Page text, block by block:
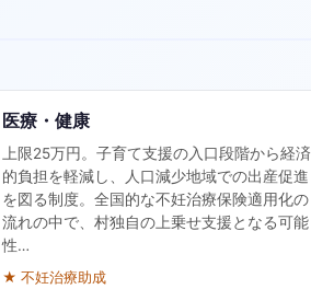
医療・健康
上限25万円。子育て支援の入口段階から経済
的負担を軽減し、人口減少地域での出産促進
を図る制度。全国的な不妊治療保険適用化の
流れの中で、村独自の上乗せ支援となる可能
性…
★ 不妊治療助成